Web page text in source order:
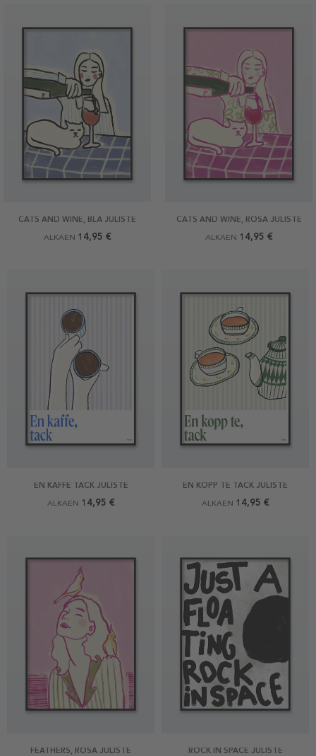
CATS AND WINE, BLÅ JULISTE
ALKAEN 14,95 €
CATS AND WINE, ROSA JULISTE
ALKAEN 14,95 €
EN KAFFE TACK JULISTE
ALKAEN 14,95 €
EN KOPP TE TACK JULISTE
ALKAEN 14,95 €
FEATHERS, ROSA JULISTE
ROCK IN SPACE JULISTE